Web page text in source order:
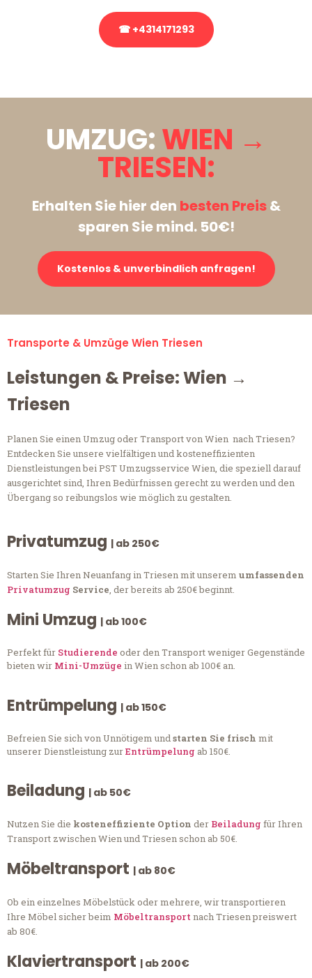
☎ +4314171293
UMZUG:WIEN →
TRIESEN:
Erhalten Sie hier den besten Preis&
sparen Sie mind. 50€!
Kostenlos & unverbindlich anfragen!
Transporte & Umzüge Wien Triesen
Leistungen & Preise: Wien →
Triesen
Planen Sie einen Umzug oder Transport von Wien nach Triesen?
Entdecken Sie unsere vielfältigen und kosteneffizienten
Dienstleistungen bei PST Umzugsservice Wien, die speziell darauf
ausgerichtet sind, Ihren Bedürfnissen gerecht zu werden und den
Übergang so reibungslos wie möglich zu gestalten.
Privatumzug | ab 250€
Starten Sie Ihren Neuanfang in Triesen mit unserem umfassenden
Privatumzug Service, der bereits ab 250€ beginnt.
Mini Umzug | ab 100€
Perfekt für Studierende oder den Transport weniger Gegenstände
bieten wir Mini-Umzüge in Wien schon ab 100€ an.
Entrümpelung | ab 150€
Befreien Sie sich von Unnötigem undstarten Sie frisch mit
unserer Dienstleistung zurEntrümpelung ab 150€.
Beiladung | ab 50€
Nutzen Sie die kosteneffiziente Option der Beiladung für Ihren
Transport zwischen Wien und Triesen schon ab 50€.
Möbeltransport | ab 80€
Ob ein einzelnes Möbelstück oder mehrere, wir transportieren
Ihre Möbel sicher beim Möbeltransportnach Triesen preiswert
ab 80€.
Klaviertransport | ab 200€